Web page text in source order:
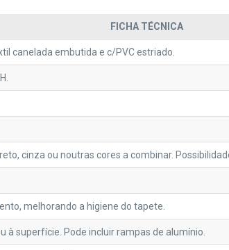
FICHA TÉCNICA
canelada embutida e c/PVC estriado.
cinza ou noutras cores a combinar.
melhorando a higiene do tapete.
à superfície. Pode incluir rampas de alumínio.